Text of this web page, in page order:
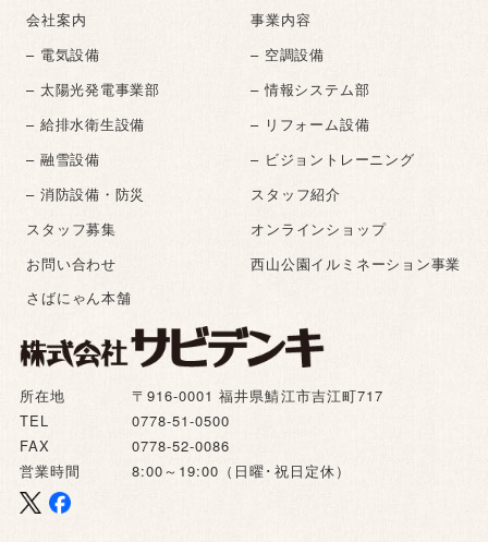
所在地
〒916-0001 福井県鯖江市吉江町717
TEL
0778-51-0500
FAX
0778-52-0086
営業時間
8:00～19:00（日曜･祝日定休）
会社案内
事業内容
– 電気設備
– 空調設備
– 太陽光発電事業部
– 情報システム部
– 給排水衛生設備
– リフォーム設備
– 融雪設備
– ビジョントレーニング
– 消防設備・防災
スタッフ紹介
スタッフ募集
オンラインショップ
お問い合わせ
西山公園イルミネーション事業
さばにゃん本舗